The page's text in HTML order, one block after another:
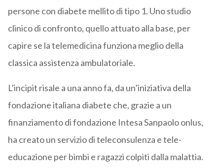
persone con diabete mellito di tipo 1. Uno studio
clinico di confronto, quello attuato alla base, per
capire se la telemedicina funziona meglio della
classica assistenza ambulatoriale.
L’incipit risale a una anno fa, da un’iniziativa della
fondazione italiana diabete che, grazie a un
finanziamento di fondazione Intesa Sanpaolo onlus,
ha creato un servizio di teleconsulenza e tele-
educazione per bimbi e ragazzi colpiti dalla malattia.